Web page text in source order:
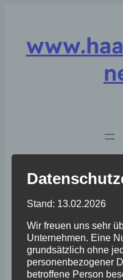
Stand: 13.02.2026
Wir freuen uns sehr
Unternehmen. Eine
grundsätzlich ohne
personenbezogener
betroffene Person